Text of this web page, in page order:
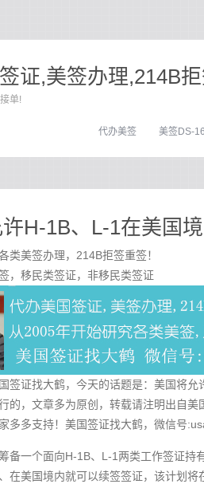
证,美签办理,214B
单!
美签DS-
代办美签
H-1B、L-1在美国
类美签办理，214B拒签重签！
，移民类签证，非移民类签证
签证找大鹤，今天的话题是：美国将
的，文章多为原创，转载请注明出自
多多支持！美国签证找大鹤，微信号
备一个面向H-1B、L-1两类工作签证
在美国境内就可以续签签证，该计划